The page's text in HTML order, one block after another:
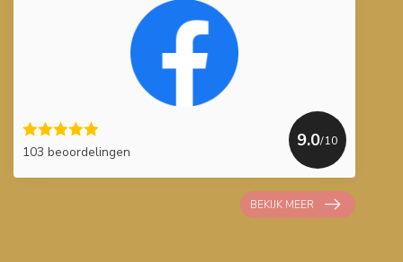
103 beoordelingen
9.0/10
BEKIJK MEER